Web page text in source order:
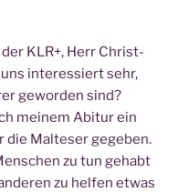
KLR+, Herr Christ­
inter­es­siert sehr,
gewor­den sind?
mei­nem Abitur ein
die Mal­te­ser gege­ben.
zu tun gehabt
zu hel­fen etwas